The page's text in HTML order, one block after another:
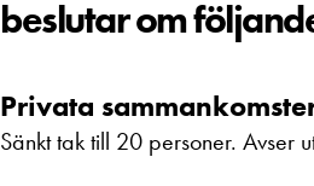
beslutar om
Privata
Sänkt tak till 20 personer. Avser